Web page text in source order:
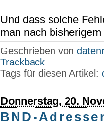
Und dass solche
man nach
Geschrieben von
Trackback
Tags für diesen Artikel:
Donnerstag, 20.
BND-